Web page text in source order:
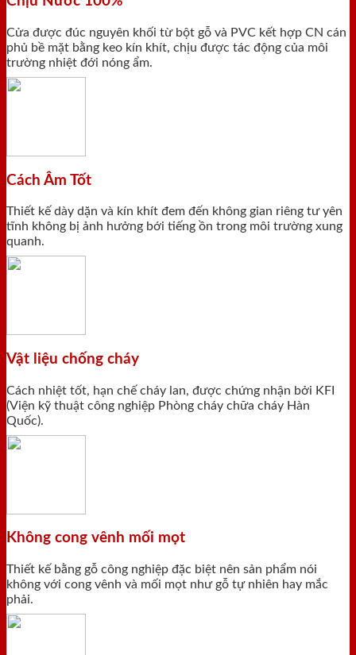
Cửa được đúc nguyên khối từ bột gỗ và PVC kết hợp CN cán
phủ bề mặt bằng keo kín khít, chịu được tác động của môi
trường nhiệt đới nóng ẩm.
Cách Âm Tốt
Thiết kế dày dặn và kín khít đem đến không gian riêng tư yên
tĩnh không bị ảnh hưởng bới tiếng ồn trong môi trường xung
quanh.
Vật liệu chống cháy
Cách nhiệt tốt, hạn chế cháy lan, được chứng nhận bởi KFI
(Viện kỹ thuật công nghiệp Phòng cháy chữa cháy Hàn
Quốc).
Không cong vênh mối mọt
Thiết kế bằng gỗ công nghiệp đặc biệt nên sản phẩm nói
không với cong vênh và mối mọt như gỗ tự nhiên hay mắc
phải.